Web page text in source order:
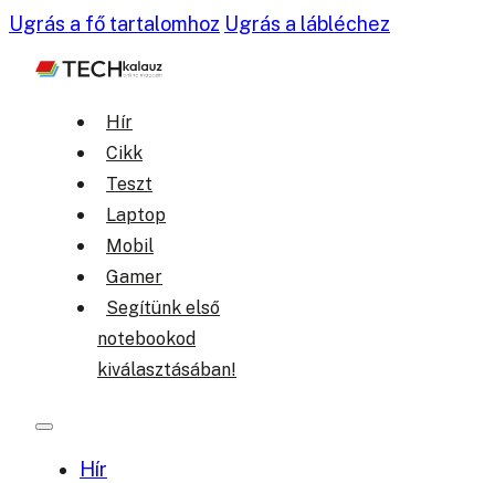
Ugrás a fő tartalomhoz Ugrás a lábléchez
Hír
Cikk
Teszt
Laptop
Mobil
Gamer
Segítünk első
notebookod
kiválasztásában!
Hír